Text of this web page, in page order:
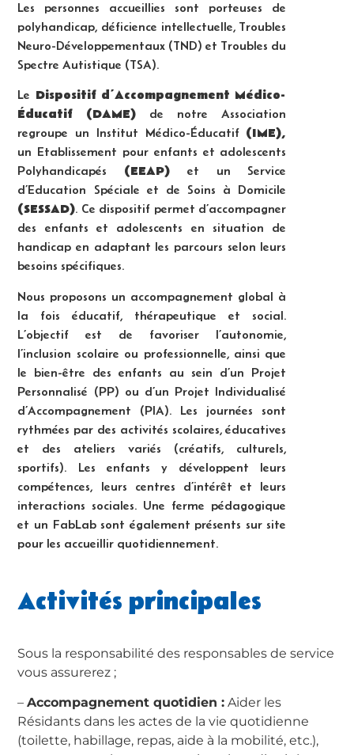
Les personnes accueillies sont porteuses de
polyhandicap, déficience intellectuelle, Troubles
Neuro-Développementaux (TND) et Troubles du
Spectre Autistique (TSA).
Le Dispositif d’Accompagnement Médico-
Éducatif (DAME) de notre Association
regroupe un Institut Médico-Éducatif(IME),
un Etablissement pour enfants et adolescents
Polyhandicapés
(EEAP) et un Service
d’Education Spéciale et de Soins à Domicile
(SESSAD). Ce dispositif permet d’accompagner
des enfants et adolescents en situation de
handicap en adaptant les parcours selon leurs
besoins spécifiques.
Nous proposons un accompagnement global à
la fois éducatif, thérapeutique et social.
L’objectif est de favoriser l’autonomie,
l’inclusion scolaire ou professionnelle, ainsi que
le bien-être des enfants au sein d’un Projet
Personnalisé (PP) ou d’un Projet Individualisé
d’Accompagnement (PIA). Les journées sont
rythmées par des activités scolaires, éducatives
et des ateliers variés (créatifs, culturels,
sportifs). Les enfants y développent leurs
compétences, leurs centres d’intérêt et leurs
interactions sociales. Une ferme pédagogique
et un FabLab sont également présents sur site
pour les accueillir quotidiennement.
Activités principales
Sous la responsabilité des responsables de service
vous assurerez ;
–Accompagnement quotidien : Aider les
Résidants dans les actes de la vie quotidienne
(toilette, habillage, repas, aide à la mobilité, etc.),